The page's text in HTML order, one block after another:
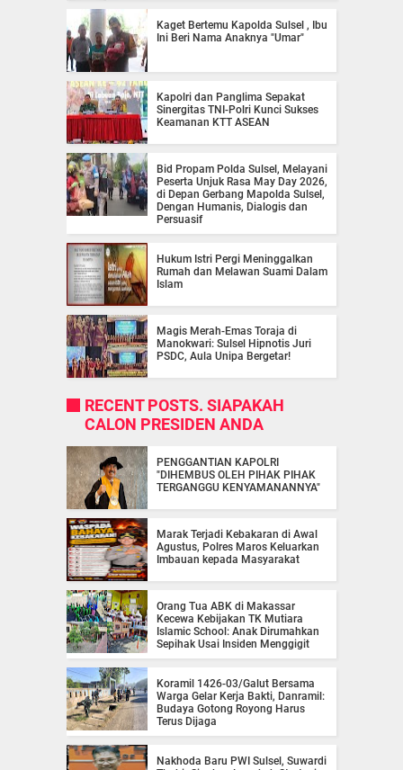
Kaget Bertemu Kapolda Sulsel , Ibu
Ini Beri Nama Anaknya "Umar"
Kapolri dan Panglima Sepakat
Sinergitas TNI-Polri Kunci Sukses
Keamanan KTT ASEAN
Bid Propam Polda Sulsel, Melayani
Peserta Unjuk Rasa May Day 2026,
di Depan Gerbang Mapolda Sulsel,
Dengan Humanis, Dialogis dan
Persuasif
Hukum Istri Pergi Meninggalkan
Rumah dan Melawan Suami Dalam
Islam
Magis Merah-Emas Toraja di
Manokwari: Sulsel Hipnotis Juri
PSDC, Aula Unipa Bergetar!
RECENT POSTS. SIAPAKAH
CALON PRESIDEN ANDA
PENGGANTIAN KAPOLRI
"DIHEMBUS OLEH PIHAK PIHAK
TERGANGGU KENYAMANANNYA"
Marak Terjadi Kebakaran di Awal
Agustus, Polres Maros Keluarkan
Imbauan kepada Masyarakat
Orang Tua ABK di Makassar
Kecewa Kebijakan TK Mutiara
Islamic School: Anak Dirumahkan
Sepihak Usai Insiden Menggigit
Koramil 1426-03/Galut Bersama
Warga Gelar Kerja Bakti, Danramil:
Budaya Gotong Royong Harus
Terus Dijaga
Nakhoda Baru PWI Sulsel, Suwardi